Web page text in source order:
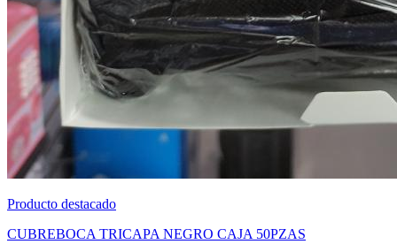
Producto destacado
CUBREBOCA TRICAPA NEGRO CAJA 50PZAS